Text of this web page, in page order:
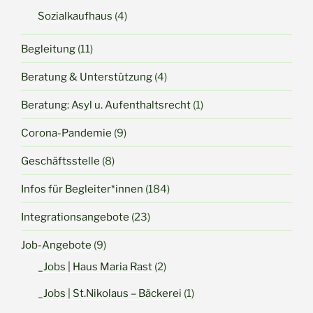
Sozialkaufhaus (4)
Begleitung (11)
Beratung & Unterstützung (4)
Beratung: Asyl u. Aufenthaltsrecht (1)
Corona-Pandemie (9)
Geschäftsstelle (8)
Infos für Begleiter*innen (184)
Integrationsangebote (23)
Job-Angebote (9)
_Jobs | Haus Maria Rast (2)
_Jobs | St.Nikolaus – Bäckerei (1)